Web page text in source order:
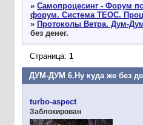
» Самопроцесинг - Форум
форум. Система ТЕОС.
» Протоколы Ветра. Дум-
без денег.
ДУМ-ДУМ 6.Ну куда же без
Страница: 1
turbo-aspect
Заблокирован